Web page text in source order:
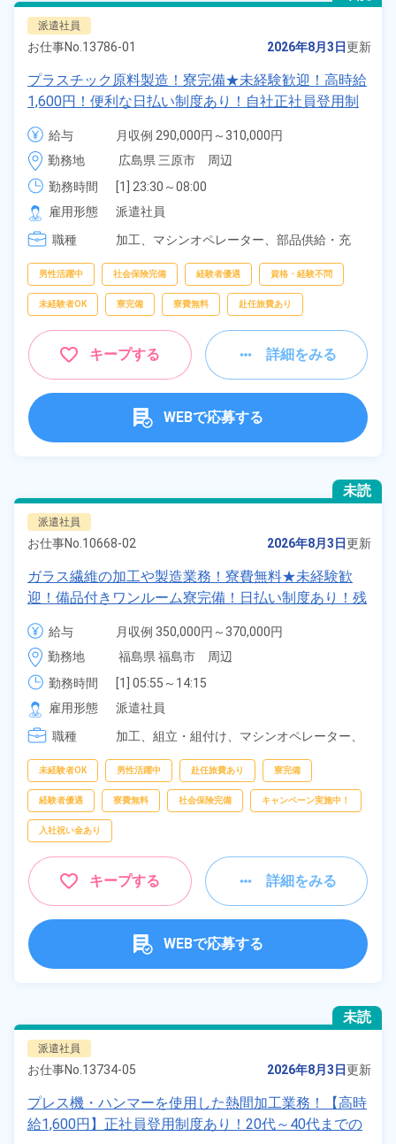
派遣社員
お仕事No. 13786-01 2026年8月3日更新
プラスチック原料製造！寮完備★未経験歓迎！高時給
1,600円！便利な日払い制度あり！自社正社員登用制
度あり！マイカー通勤OK！格安食堂利用可！《広島
県三原市》
給与
月収例 290,000円～310,000円
時給 1,600円～1,600円
勤務地
広島県 三原市　周辺
勤務時間
[1] 23:30～08:00
[2] 07:30～16:00
[3] 15:30～00:00
雇用形態
派遣社員
職種
加工、 マシンオペレーター、 部品供給・充
け
男性活躍中 社会保険完備 経験者優遇 資格・経験不問
未経験者OK 寮完備 寮費無料 赴任旅費あり
キープする 詳細をみる
WEBで応募する
未読
派遣社員
お仕事No. 10668-02 2026年8月3日更新
ガラス繊維の加工や製造業務！寮費無料★未経験歓
迎！備品付きワンルーム寮完備！日払い制度あり！残
業＆休出少なめで予定も立てやすい♪！正社員登用制
度あり！《福島県福島市》
給与
月収例 350,000円～370,000円
時給 1,625円～1,625円
勤務地
福島県 福島市　周辺
勤務時間
[1] 05:55～14:15
[2] 13:55～22:15
[3] 21:55～06:15
[4] 08:20～16:45
雇用形態
派遣社員
職種
加工、 組立・組付け、 マシンオペレーター、
掛け、データ入力
未経験者OK 男性活躍中 赴任旅費あり 寮完備
経験者優遇 寮費無料 社会保険完備 キャンペーン実施中！
入社祝い金あり
キープする 詳細をみる
WEBで応募する
未読
派遣社員
お仕事No. 13734-05 2026年8月3日更新
プレス機・ハンマーを使用した熱間加工業務！【高時
給1,600円】正社員登用制度あり！20代～40代までの